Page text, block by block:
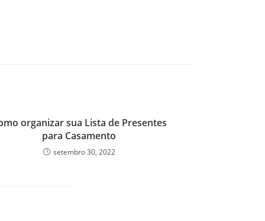
organizar sua Lista de Presentes
para Casamento
setembro 30, 2022